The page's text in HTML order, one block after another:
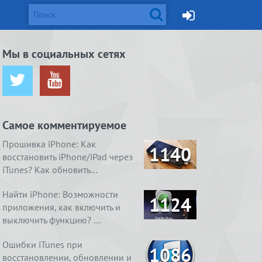
…
4 способа, как очистить
Mac
Real Boxing 2 ROCKY.
Ничего
Мы в социальных сетях
Самое комментируемое
Прошивка iPhone: Как
восстановить iPhone/iPad через
iTunes? Как обновить…
1140
Найти iPhone: Возможности
приложения, как включить и
выключить функцию? …
1124
Ошибки iTunes при
восстановлении, обновлении и
1086